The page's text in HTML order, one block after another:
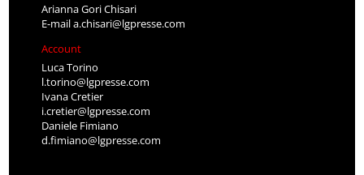
Arianna Gori Chisari
E-maila.chisari@lgpresse.com
Account
Luca Torino
l.torino@lgpresse.com
Ivana Cretier
i.cretier@lgpresse.com
Daniele Fimiano
d.fimiano@lgpresse.com